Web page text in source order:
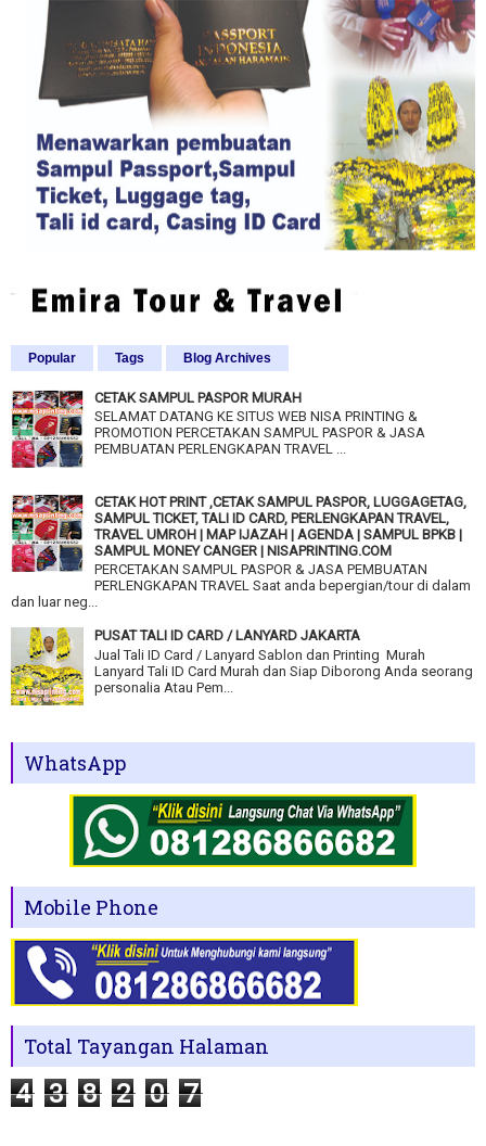
Popular Tags Blog Archives
CETAK SAMPUL PASPOR MURAH
SELAMAT DATANG KE SITUS WEB NISA PRINTING &
PROMOTION PERCETAKAN SAMPUL PASPOR & JASA
PEMBUATAN PERLENGKAPAN TRAVEL ...
CETAK HOT PRINT ,CETAK SAMPUL PASPOR, LUGGAGETAG,
SAMPUL TICKET, TALI ID CARD, PERLENGKAPAN TRAVEL,
TRAVEL UMROH | MAP IJAZAH | AGENDA | SAMPUL BPKB |
SAMPUL MONEY CANGER | NISAPRINTING.COM
PERCETAKAN SAMPUL PASPOR & JASA PEMBUATAN
PERLENGKAPAN TRAVEL Saat anda bepergian/tour di dalam
dan luar neg...
PUSAT TALI ID CARD / LANYARD JAKARTA
Jual Tali ID Card / Lanyard Sablon dan Printing Murah
Lanyard Tali ID Card Murah dan Siap Diborong Anda seorang
personalia Atau Pem...
WhatsApp
Mobile Phone
Total Tayangan Halaman
4 3 8 2 0 7